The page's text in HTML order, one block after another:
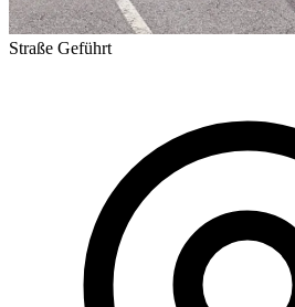
Straße Geführt